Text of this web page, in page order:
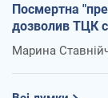
Посмертна
дозволив ТЦК
Марина